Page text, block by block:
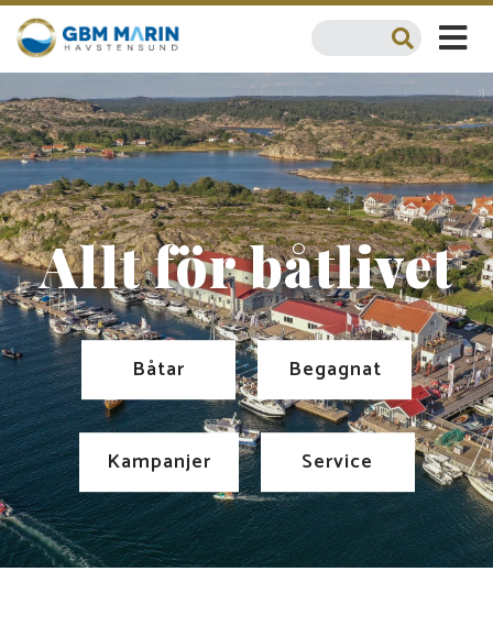
Allt för båtlivet
Båtar Begagnat
Kampanjer Service